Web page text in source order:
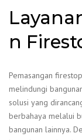
n
Pemasangan
melindungi
solusi yang
berbahaya melalui
bangunan lainnya.